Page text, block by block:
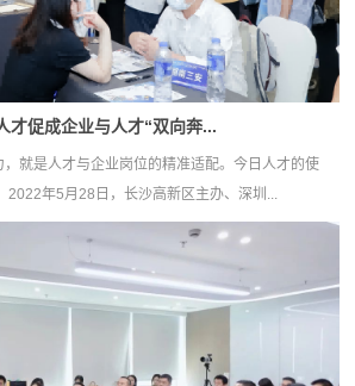
才促成企业与人才“双向奔...
就是人才与企业岗位的精准适配。今日人才的使
年5月28日，长沙高新区主办、深圳...